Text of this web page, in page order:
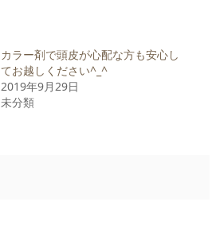
カラー剤で頭皮が心配な方も安心し
てお越しください^_^
2019年9月29日
未分類